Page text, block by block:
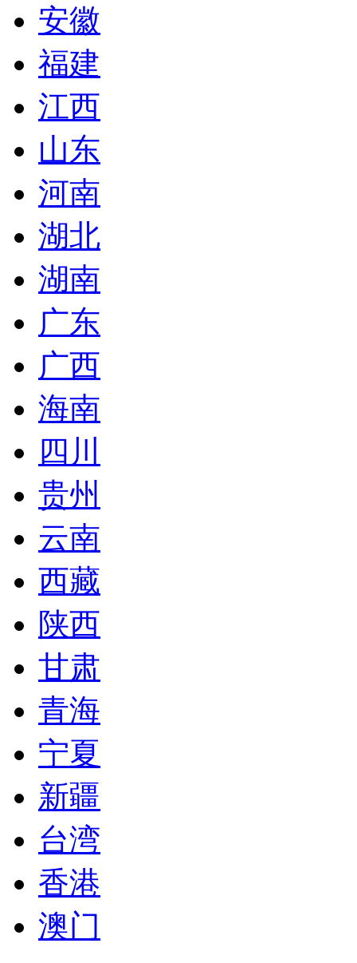
安徽
福建
江西
山东
河南
湖北
湖南
广东
广西
海南
四川
贵州
云南
西藏
陕西
甘肃
青海
宁夏
新疆
台湾
香港
澳门